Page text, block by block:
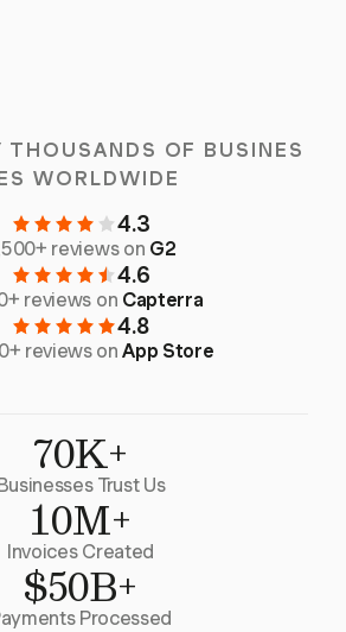
THOUSANDS OF BUSINES
WORLDWIDE
4.3
reviews on G2
4.6
reviews on Capterra
4.8
reviews onApp Store
70K+
Businesses Trust Us
10M+
Invoices Created
$50B+
Processed